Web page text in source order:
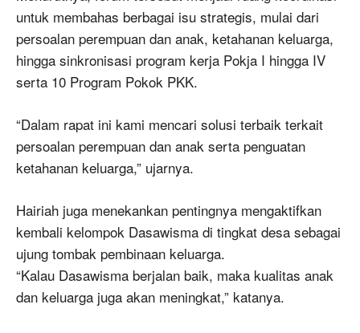
untuk membahas berbagai isu strategis, mulai dari
persoalan perempuan dan anak, ketahanan keluarga,
hingga sinkronisasi program kerja Pokja I hingga IV
serta 10 Program Pokok PKK.
“Dalam rapat ini kami mencari solusi terbaik terkait
persoalan perempuan dan anak serta penguatan
ketahanan keluarga,” ujarnya.
Hairiah juga menekankan pentingnya mengaktifkan
kembali kelompok Dasawisma di tingkat desa sebagai
ujung tombak pembinaan keluarga.
“Kalau Dasawisma berjalan baik, maka kualitas anak
dan keluarga juga akan meningkat,” katanya.